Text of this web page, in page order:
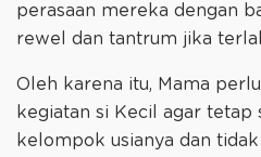
perasaan mereka dengan
rewel dan tantrum jika
Oleh karena itu, Mama
kegiatan si Kecil agar tetap
kelompok usianya dan